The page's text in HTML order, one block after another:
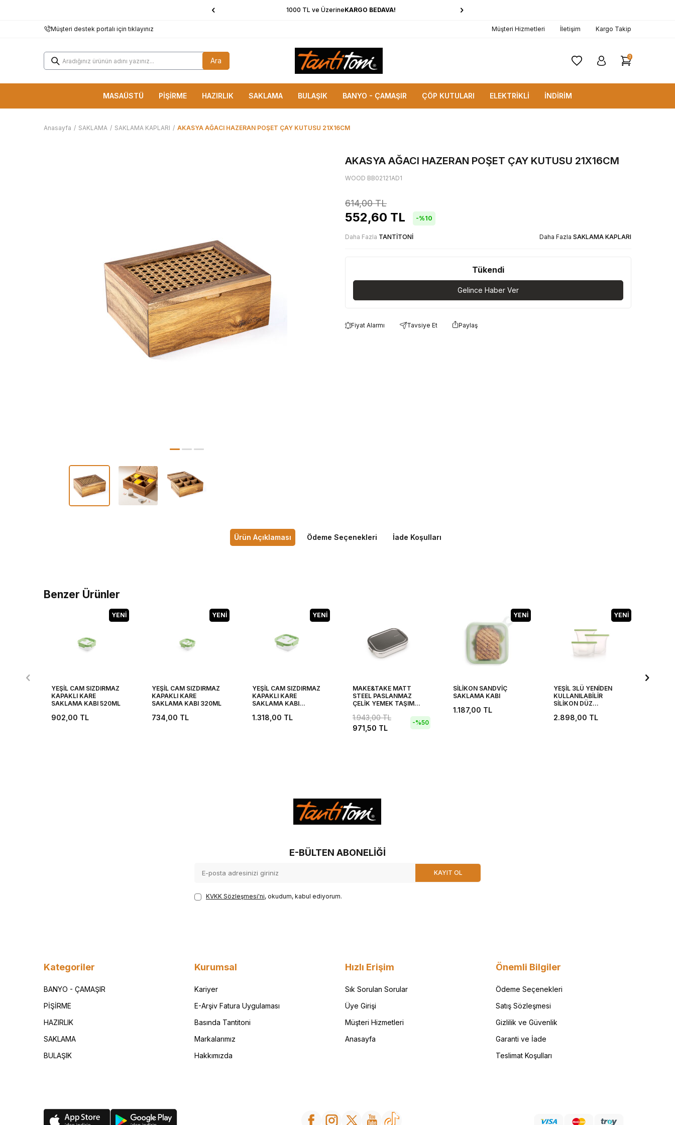
1000 TL ve ÜzerineKARGO BEDAVA!
Müşteri destek portalı için tıklayınız Müşteri Hizmetleri İletişim Kargo Takip
Ara 0
MASAÜSTÜ PİŞİRME HAZIRLIK SAKLAMA BULAŞIK BANYO - ÇAMAŞIR ÇÖP KUTULARI ELEKTRİKLİ İNDİRİM
Anasayfa / SAKLAMA / SAKLAMA KAPLARI / AKASYA AĞACI HAZERAN POŞET ÇAY KUTUSU 21X16CM
AKASYA AĞACI HAZERAN POŞET ÇAY KUTUSU 21X16CM
WOOD BB02121AD1
614,00TL
552,60 TL -%10
Daha Fazla TANTİTONİ Daha Fazla SAKLAMA KAPLARI
Tükendi
Gelince Haber Ver
Fiyat Alarmı Tavsiye Et Paylaş
Ürün Açıklaması Ödeme Seçenekleri İade Koşulları
Benzer Ürünler
YENI
YEŞİL CAM SIZDIRMAZ
KAPAKLI KARE
SAKLAMA KABI 520ML
902,00 TL
YENI
YEŞİL CAM SIZDIRMAZ
KAPAKLI KARE
SAKLAMA KABI 320ML
734,00 TL
YENI
YEŞİL CAM SIZDIRMAZ
KAPAKLI KARE
SAKLAMA KABI
1.318,00 TL
MAKE&TAKE MATT
STEEL PASLANMAZ
ÇELİK YEMEK TAŞIMA
1.943,00TL
971,50 TL
-%50
YENI
SİLİKON SANDVİÇ
SAKLAMA KABI
1.187,00 TL
YENI
YEŞİL 3LÜ YENİDEN
KULLANILABİLİR
SİLİKON DÜZ
2.898,00 TL
E-BÜLTEN ABONELIĞI
KAYIT OL
KVKK Sözleşmesi'ni, okudum, kabul ediyorum.
Kategoriler
BANYO - ÇAMAŞIR
PİŞİRME
HAZIRLIK
SAKLAMA
BULAŞIK
Kurumsal
Kariyer
E-Arşiv Fatura Uygulaması
Basında Tantitoni
Markalarımız
Hakkımızda
Hızlı Erişim
Sık Sorulan Sorular
Üye Girişi
Müşteri Hizmetleri
Anasayfa
Önemli Bilgiler
Ödeme Seçenekleri
Satış Sözleşmesi
Gizlilik ve Güvenlik
Garanti ve İade
Teslimat Koşulları